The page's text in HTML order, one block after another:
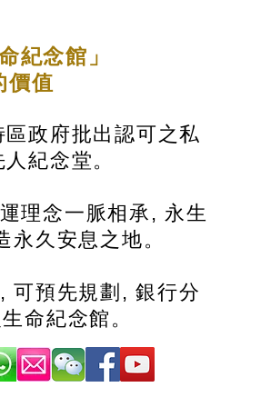
紀念館」
價值
政府批出認可之私
紀念堂。
理念一脈相承, 永生
久安息之地。
可預先規劃, 銀行分
命紀念館。